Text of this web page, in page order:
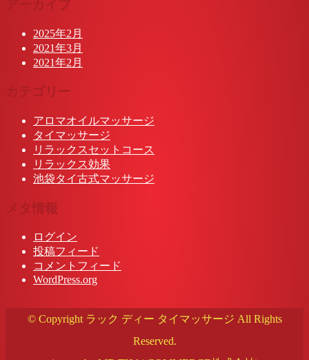
アーカイブ
2025年2月
2021年3月
2021年2月
カテゴリー
アロマオイルマッサージ
タイマッサージ
リラックスセットコース
リラックス効果
池袋タイ古式マッサージ
メタ情報
ログイン
投稿フィード
コメントフィード
WordPress.org
© Copyright ラック ディー タイマッサージ All Rights
Reserved.